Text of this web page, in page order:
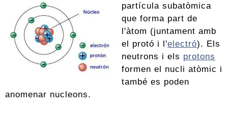
partícula subatòmica
que forma part de
l'àtom (juntament amb
el protó i l'electró). Els
neutrons i els protons
formen el nucli atòmic i
també es poden
anomenar nucleons.